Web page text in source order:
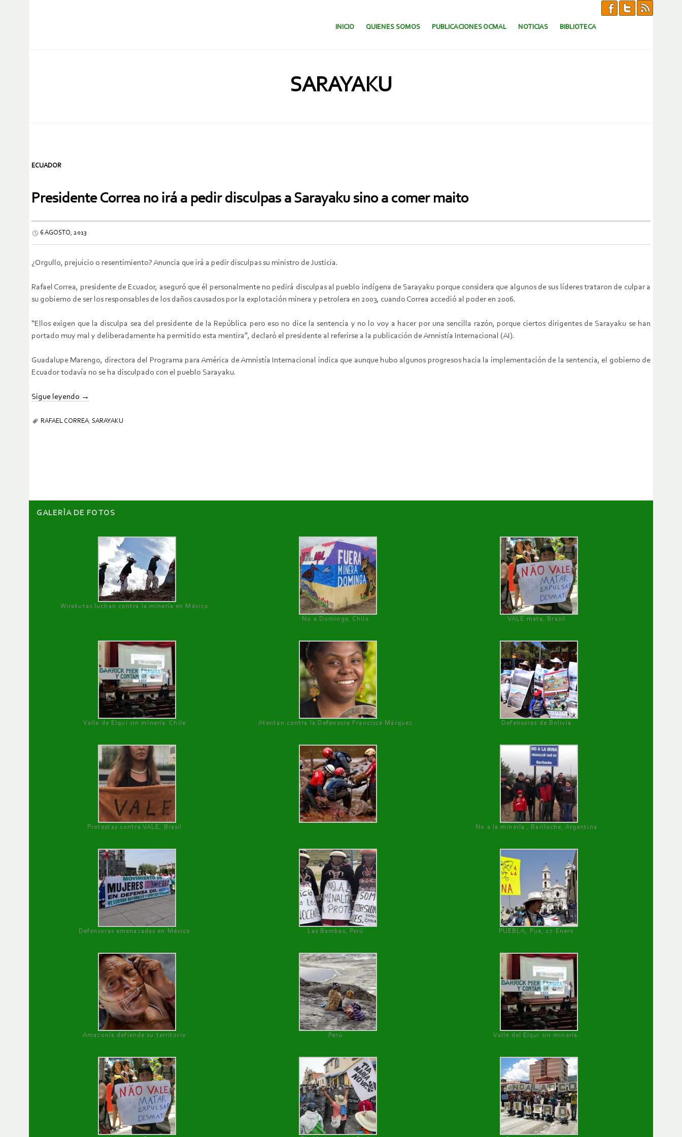
SALTAR AL CONTENIDO.
INICIO QUIENES SOMOS PUBLICACIONES OCMAL NOTICIAS BIBLIOTECA
SARAYAKU
ECUADOR
Presidente Correa no irá a pedir disculpas a Sarayaku sino a comer maito
6 AGOSTO, 2013
¿Orgullo, prejuicio o resentimiento? Anuncia que irá a pedir disculpas su ministro de Justicia.
Rafael Correa, presidente de Ecuador, aseguró que él personalmente no pedirá disculpas al pueblo indígena de Sarayaku porque considera que algunos de sus líderes trataron de culpar a
su gobierno de ser los responsables de los daños causados por la explotación minera y petrolera en 2003, cuando Correa accedió al poder en 2006.
“Ellos exigen que la disculpa sea del presidente de la República pero eso no dice la sentencia y no lo voy a hacer por una sencilla razón, porque ciertos dirigentes de Sarayaku se han
portado muy mal y deliberadamente ha permitido esta mentira”, declaró el presidente al referirse a la publicación de Amnistía Internacional (AI).
Guadalupe Marengo, directora del Programa para América de Amnistía Internacional indica que aunque hubo algunos progresos hacia la implementación de la sentencia, el gobierno de
Ecuador todavía no se ha disculpado con el pueblo Sarayaku.
Sigue leyendo →
RAFAEL CORREA, SARAYAKU
GALERÌA DE FOTOS
Wirakutas luchan contra la minería en México
No a Dominga, Chile
VALE mata, Brasil
Valle de Elqui sin minería. Chile Atentan contra la Defensora Francisca Márquez Defensoras de Bolivia
Protestas contra VALE, Brasil No a la minería , Bariloche, Argentina
Defensoras amenazadas en México Las Bambas, Perú PUEBLA, Pue, 27 Enero
Amazonía defiende su territorio Perú Valle del Elqui sin minería.